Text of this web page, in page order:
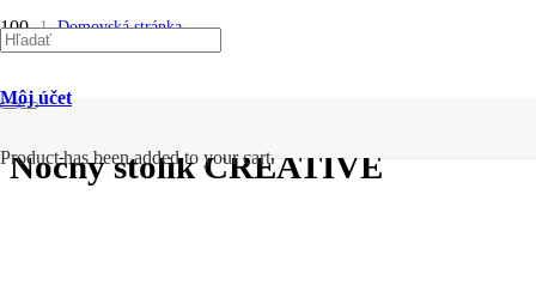
Môj účet
Producthas been added to your cart.
Domovská stránka
/
Nočný stolík CREATIVE
Nočný stolík CREATIVE